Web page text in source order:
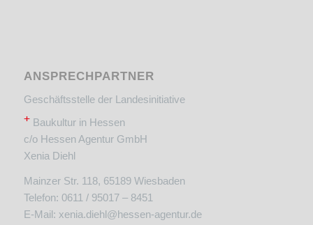
ANSPRECHPARTNER
Geschäftsstelle der Landesinitiative
+Baukultur in Hessen
c/o Hessen Agentur GmbH
Xenia Diehl
Mainzer Str. 118, 65189 Wiesbaden
Telefon: 0611 / 95017 – 8451
E-Mail: xenia.diehl@hessen-agentur.de